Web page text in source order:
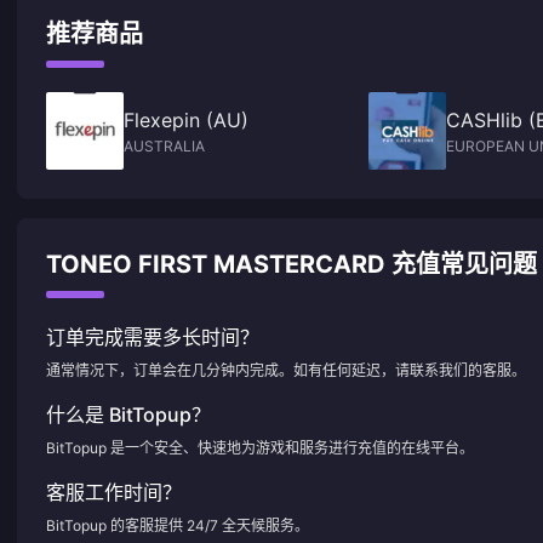
推荐商品
Flexepin (AU)
AUSTRALIA
CASHlib
EUROPEAN
TONEO FIRST MASTERCARD 充值常见问题
订单完成需要多长时间？
通常情况下，订单会在几分钟内完成。如有任何延迟，请联系我们的客服。
什么是 BitTopup？
BitTopup 是一个安全、快速地为游戏和服务进行充值的在线平台。
客服工作时间？
BitTopup 的客服提供 24/7 全天候服务。